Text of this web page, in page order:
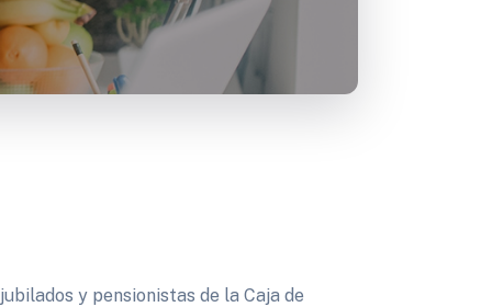
y pensionistas de la Caja de